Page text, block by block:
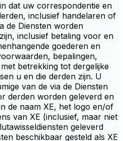
dat uw correspondentie en
inclusief handelaren of
de Diensten worden
inclusief betaling voor en
goederen en
bepalingen,
betrekking tot dergelijke
u en die derden zijn. U
van de via de Diensten
derden worden geleverd en
de naam XE, het logo en/of
van XE (inclusief, maar niet
geleverd
beschikbaar gesteld als XE